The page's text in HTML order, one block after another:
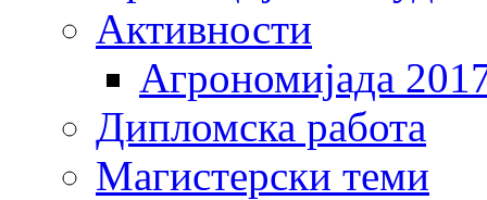
Активности
Агрономијада
Дипломска работа
Магистерски теми